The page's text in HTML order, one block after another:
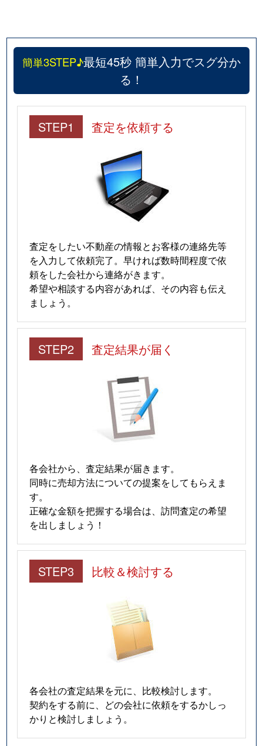
簡単3STEP♪最短45秒 簡単入力でスグ分か
る！
STEP1 査定を依頼する
査定をしたい不動産の情報とお客様の連絡先等
を入力して依頼完了。早ければ数時間程度で依
頼をした会社から連絡がきます。
希望や相談する内容があれば、その内容も伝え
ましょう。
STEP2 査定結果が届く
各会社から、査定結果が届きます。
同時に売却方法についての提案をしてもらえま
す。
正確な金額を把握する場合は、訪問査定の希望
を出しましょう！
STEP3 比較＆検討する
各会社の査定結果を元に、比較検討します。
契約をする前に、どの会社に依頼をするかしっ
かりと検討しましょう。